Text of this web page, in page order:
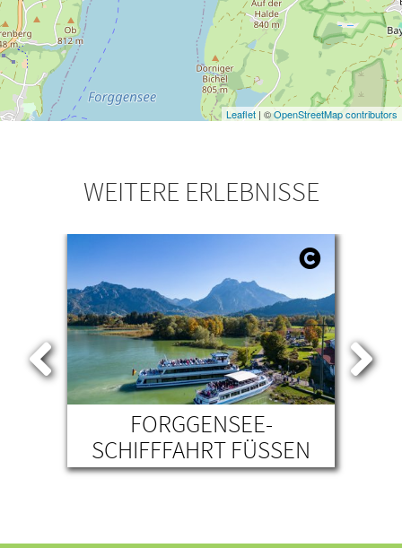
Leaflet | ©OpenStreetMap contributors
WEITERE ERLEBNISSE
FORGGENSEE-
SCHIFFFAHRT FÜSSEN